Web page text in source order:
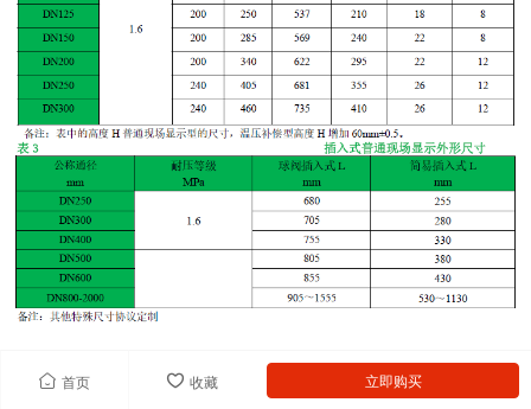
首页 收藏 立即购买
涡街流量计的优点： 结构简单牢固，安装维护方便（与节
流式差压流量计相比较，无需导压管和三阀组等，减少泄